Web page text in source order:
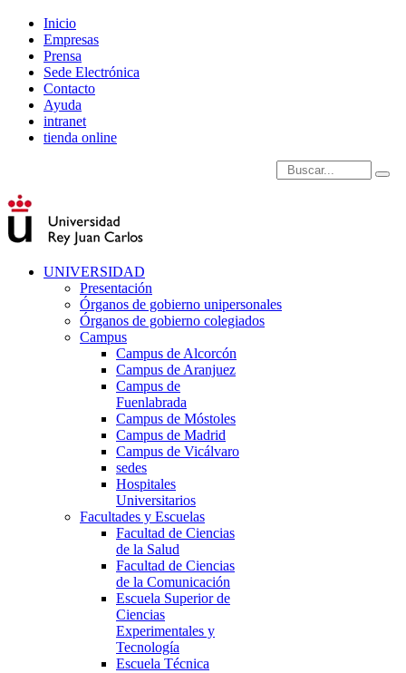
Inicio
Empresas
Prensa
Sede Electrónica
Contacto
Ayuda
intranet
tienda online
Introduce términos de
UNIVERSIDAD
Presentación
Órganos de gobierno unipersonales
Órganos de gobierno colegiados
Campus
Campus de Alcorcón
Campus de Aranjuez
Campus de
Fuenlabrada
Campus de Móstoles
Campus de Madrid
Campus de Vicálvaro
sedes
Hospitales
Universitarios
Facultades y Escuelas
Facultad de Ciencias
de la Salud
Facultad de Ciencias
de la Comunicación
Escuela Superior de
Ciencias
Experimentales y
Tecnología
Escuela Técnica